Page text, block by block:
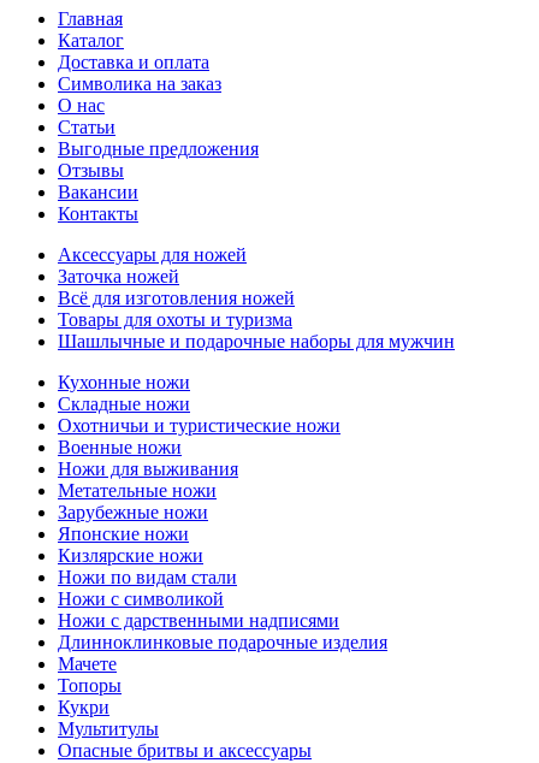
Главная
Каталог
Доставка и оплата
Символика на заказ
О нас
Статьи
Выгодные предложения
Отзывы
Вакансии
Контакты
Аксессуары для ножей
Заточка ножей
Всё для изготовления ножей
Товары для охоты и туризма
Шашлычные и подарочные наборы для мужчин
Кухонные ножи
Складные ножи
Охотничьи и туристические ножи
Военные ножи
Ножи для выживания
Метательные ножи
Зарубежные ножи
Японские ножи
Кизлярские ножи
Ножи по видам стали
Ножи с символикой
Ножи с дарственными надписями
Длинноклинковые подарочные изделия
Мачете
Топоры
Кукри
Мультитулы
Опасные бритвы и аксессуары